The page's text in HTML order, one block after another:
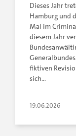
Dieses Jahr
Hamburg und
Mal im
diesem Jahr
fiktiven
sich…
19.06.2026